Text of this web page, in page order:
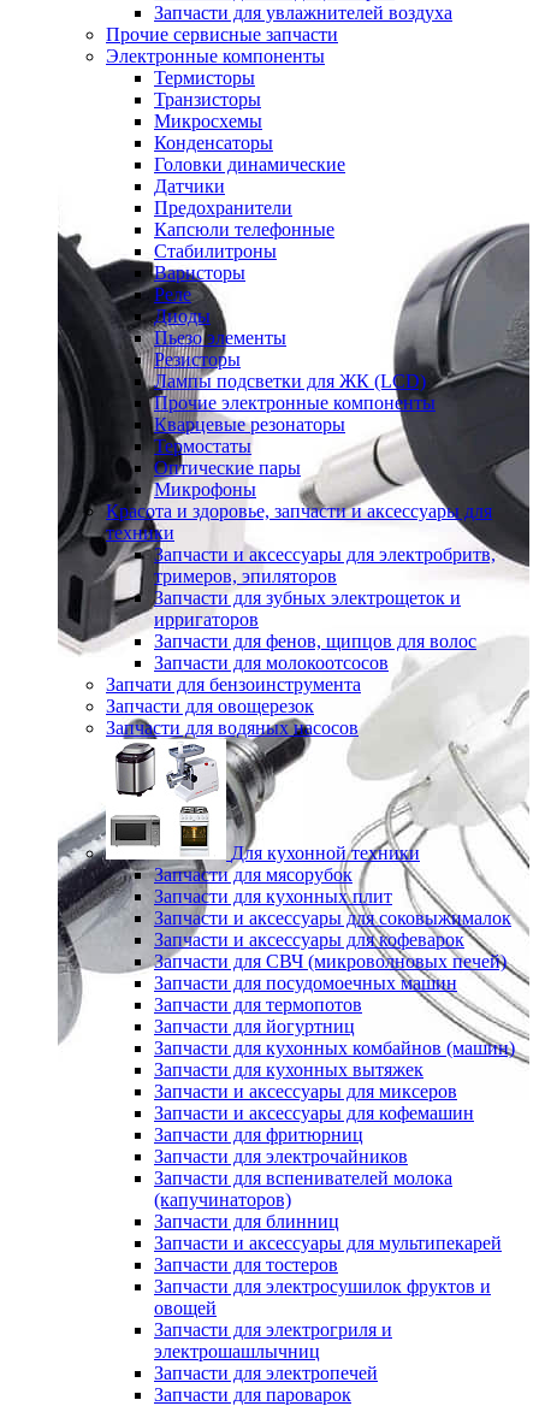
Запчасти для увлажнителей воздуха
Прочие сервисные запчасти
Электронные компоненты
Термисторы
Транзисторы
Микросхемы
Конденсаторы
Головки динамические
Датчики
Предохранители
Капсюли телефонные
Стабилитроны
Варисторы
Реле
Диоды
Пьезо элементы
Резисторы
Лампы подсветки для ЖК (LCD)
Прочие электронные компоненты
Кварцевые резонаторы
Термостаты
Оптические пары
Микрофоны
Красота и здоровье, запчасти и аксессуары для
техники
Запчасти и аксессуары для электробритв,
тримеров, эпиляторов
Запчасти для зубных электрощеток и
ирригаторов
Запчасти для фенов, щипцов для волос
Запчасти для молокоотсосов
Запчати для бензоинструмента
Запчасти для овощерезок
Запчасти для водяных насосов
Для кухонной техники
Запчасти для мясорубок
Запчасти для кухонных плит
Запчасти и аксессуары для соковыжималок
Запчасти и аксессуары для кофеварок
Запчасти для СВЧ (микроволновых печей)
Запчасти для посудомоечных машин
Запчасти для термопотов
Запчасти для йогуртниц
Запчасти для кухонных комбайнов (машин)
Запчасти для кухонных вытяжек
Запчасти и аксессуары для миксеров
Запчасти и аксессуары для кофемашин
Запчасти для фритюрниц
Запчасти для электрочайников
Запчасти для вспенивателей молока
(капучинаторов)
Запчасти для блинниц
Запчасти и аксессуары для мультипекарей
Запчасти для тостеров
Запчасти для электросушилок фруктов и
овощей
Запчасти для электрогриля и
электрошашлычниц
Запчасти для электропечей
Запчасти для пароварок